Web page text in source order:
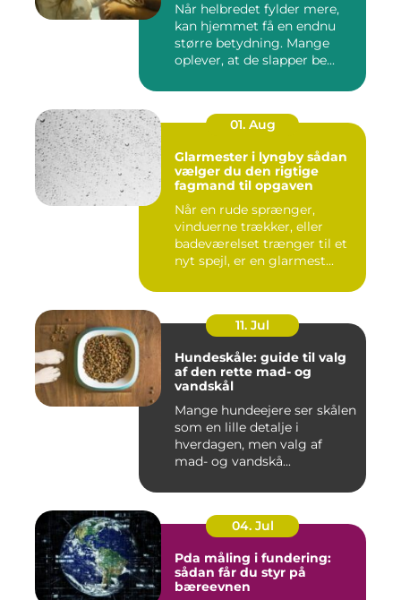
Når helbredet fylder mere,
kan hjemmet få en endnu
større betydning. Mange
oplever, at de slapper be...
01. Aug
Glarmester i lyngby sådan
vælger du den rigtige
fagmand til opgaven
Når en rude sprænger,
vinduerne trækker, eller
badeværelset trænger til et
nyt spejl, er en glarmest...
11. Jul
Hundeskåle: guide til valg
af den rette mad- og
vandskål
Mange hundeejere ser skålen
som en lille detalje i
hverdagen, men valg af
mad- og vandskå...
04. Jul
Pda måling i fundering:
sådan får du styr på
bæreevnen